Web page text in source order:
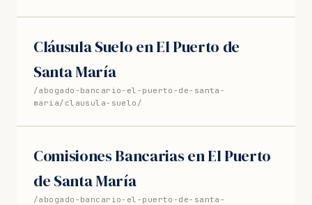
Cláusula Suelo en El Puerto de
Santa María
/abogado-bancario-el-puerto-de-santa-
maria/clausula-suelo/
Comisiones Bancarias en El Puerto
de Santa María
/abogado-bancario-el-puerto-de-santa-